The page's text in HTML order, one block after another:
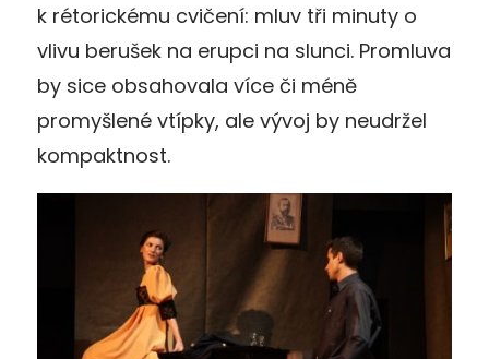
k rétorickému cvičení: mluv tři minuty o
vlivu berušek na erupci na slunci. Promluva
by sice obsahovala více či méně
promyšlené vtípky, ale vývoj by neudržel
kompaktnost.